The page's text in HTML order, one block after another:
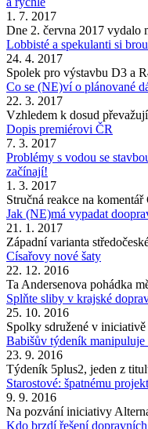
1. 7. 2017
Dne 2. června 2017
Lobbisté a spekulanti si
24. 4. 2017
Spolek pro výstavbu D3 a
Co se (NE)ví o plánované
22. 3. 2017
Vzhledem k dosud
Dopis premiérovi ČR
7. 3. 2017
Problémy s vodou se
začínají!
1. 3. 2017
Stručná reakce na
Jak (NE)má vypadat
21. 1. 2017
Západní varianta
Císařovy nové šaty
22. 12. 2016
Ta Andersenova pohádka
Splňte sliby v krajské
25. 10. 2016
Spolky sdružené v
Babišův týdeník
23. 9. 2016
Týdeník 5plus2, jeden z
Starostové: špatnému
9. 9. 2016
Na pozvání iniciativy
Kdo brzdí řešení